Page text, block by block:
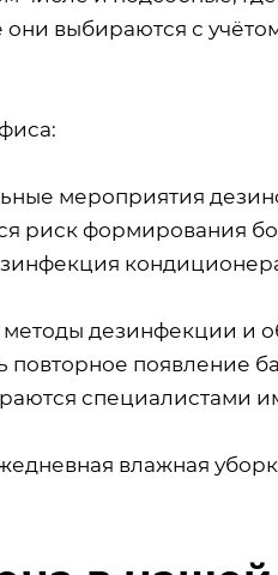
выбираются с
мероприятия
риск формирования
дезинфекции и
повторное появление
специалистами
влажная